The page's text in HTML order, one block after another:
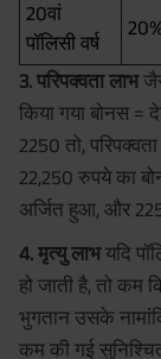
20वां
पॉलिसी वर्ष
3. परिपक्वता लाभ
किया गया बोनस =
2250 तो,
22,250 रुपये का
अर्जित हुआ, और
4. मृत्यु लाभयदि
हो जाती है, तो कम
भुगतान उसके
कम की गई